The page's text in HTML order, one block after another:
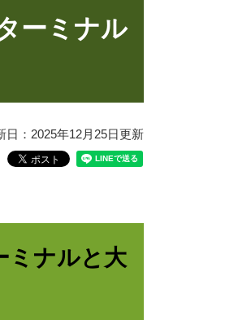
ーミナル
日：2025年12月25日更新
ミナルと大